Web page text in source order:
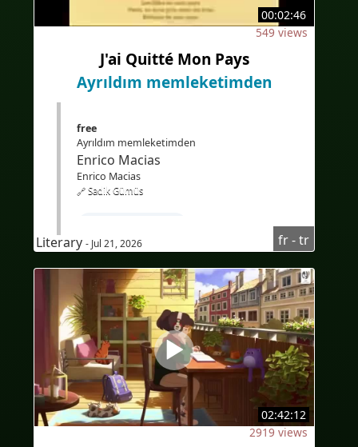
#YapayZeka
#EdTech00:02:46
549 views
J'ai Quitté Mon Pays
Ayrıldım memleketimden
free
Ayrıldım memleketimden
Enrico Macias
Enrico Macias
🔗 Sadik Gümüs
#TürkçekonuşanlariçinFransızcakursu
#Audioenfrançais
#AudioFransızca
#sous-titresenturc
#altyazılarTürkçe
#Bilingue
#sous-titresbilingues
#İkidilli
#İkidillialtyazılar
Literary - Jul 21, 2026 fr - tr
02:42:12
2919 views